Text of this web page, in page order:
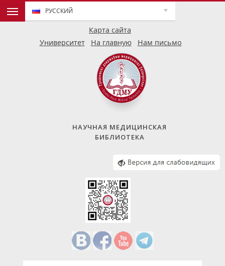
Карта сайта
РУССКИЙ
Университет На главную Нам письмо
НАУЧНАЯ МЕДИЦИНСКАЯ
БИБЛИОТЕКА